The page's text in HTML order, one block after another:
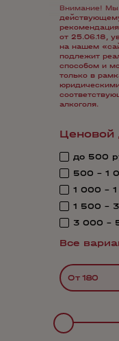
Внимание! Мы
от 25.06.18,
на нашем
подлежит
способом и
только в
алкоголя.
Ценовой
до 500
500 - 1
1 000 -
1 500 -
3 000 -
Все
От